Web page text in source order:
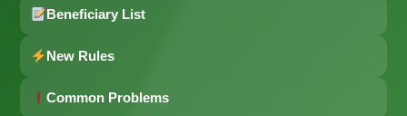
Beneficiary List
New Rules
Common Problems